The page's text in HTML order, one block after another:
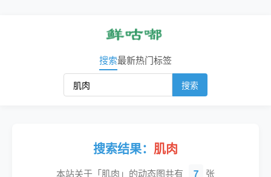
搜索最新热门标签
搜索
搜索结果： 肌肉
本站关于「肌肉」的动态图共有 7 张